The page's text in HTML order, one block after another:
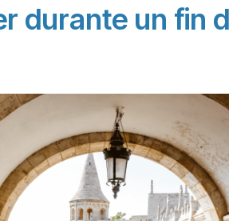
durante un fin